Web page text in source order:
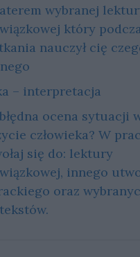
wybranej
który
nauczył cię
– interpretacja
ocena sytuacji
człowieka? W
się do: lektury
innego
oraz